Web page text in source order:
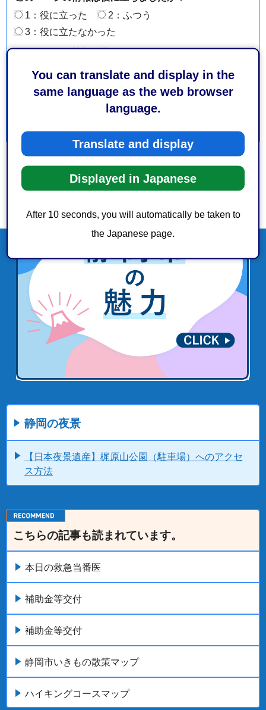
You can translate and display in the
same language as the web browser
language.
Translate and display
Displayed in Japanese
After 10 seconds, you will automatically be taken to
the Japanese page.
1：役に立った
2：ふつう
3：役に立たなかった
このページの情報は見つけやすかったですか？
1：見つけやすかった
2：ふつう
3：見つけにくかった
静岡の夜景
【日本夜景遺産】梶原山公園（駐車場）へのアクセ
ス方法
こちらの記事も読まれています。
本日の救急当番医
補助金等交付
補助金等交付
静岡市いきもの散策マップ
ハイキングコースマップ